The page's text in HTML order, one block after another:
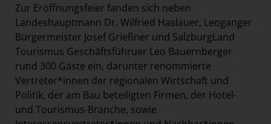
Zur Eröffnungsfeier fanden sich neben
Landeshauptmann Dr. Wilfried Haslauer, Leoganger
Bürgermeister Josef Grießner und SalzburgLand
Tourismus Geschäftsführuer Leo Bauernberger
rund 300 Gäste ein, darunter renommierte
Vertreter*innen der regionalen Wirtschaft und
Politik, der am Bau beteiligten Firmen, der Hotel-
und Tourismus-Branche, sowie